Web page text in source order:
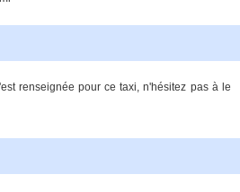
renseignée pour ce taxi, n'hésitez pas à le